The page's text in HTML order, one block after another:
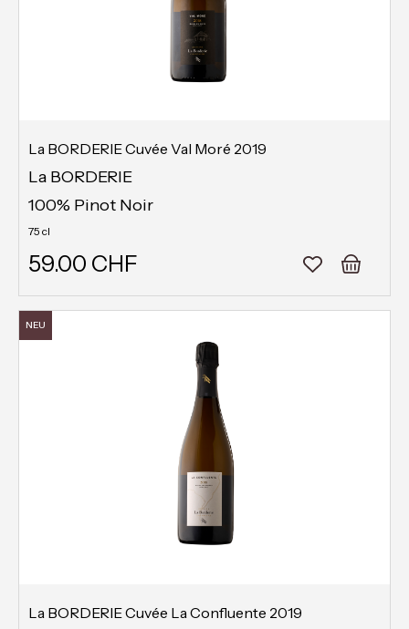
La BORDERIE Cuvée Val Moré 2019
La BORDERIE
100% Pinot Noir
75 cl
59.00 CHF
NEU
La BORDERIE Cuvée La Confluente 2019